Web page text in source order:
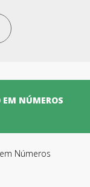
EM NÚMEROS
Números